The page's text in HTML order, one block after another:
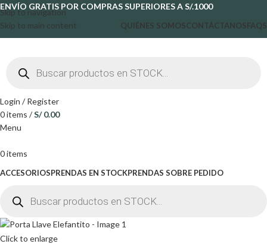
Skip to navigation
Skip to main content
ENVÍO GRATIS POR COMPRAS SUPERIORES A S/.1000
QUIÉNES SOMOSCONTÁCTANOSFAQS
Login / Register
0items /S/0.00
Menu
0items
ACCESORIOSPRENDAS EN STOCKPRENDAS SOBRE PEDIDO
Click to enlarge